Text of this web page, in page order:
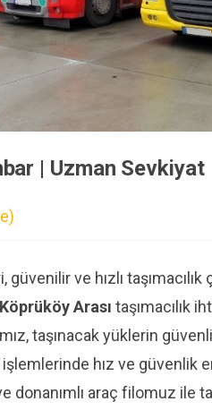
| Uzman Sevkiyat
güvenilir ve hızlı
Arası taşımacılık
taşınacak yüklerin
hız ve güvenlik
donanımlı araç filomuz ile